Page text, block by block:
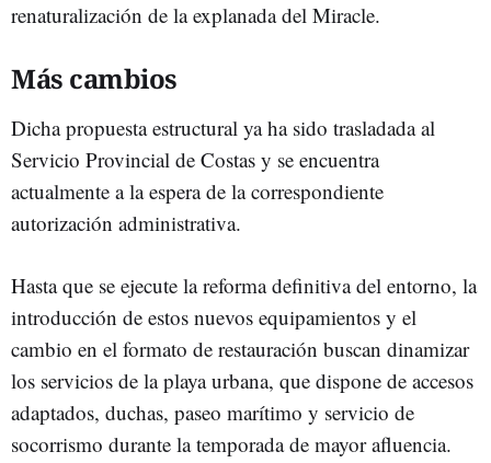
renaturalización de la explanada del Miracle.
Más cambios
Dicha propuesta estructural ya ha sido trasladada al
Servicio Provincial de Costas y se encuentra
actualmente a la espera de la correspondiente
autorización administrativa.
Hasta que se ejecute la reforma definitiva del entorno, la
introducción de estos nuevos equipamientos y el
cambio en el formato de restauración buscan dinamizar
los servicios de la playa urbana, que dispone de accesos
adaptados, duchas, paseo marítimo y servicio de
socorrismo durante la temporada de mayor afluencia.